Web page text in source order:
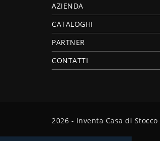
AZIENDA
CATALOGHI
PARTNER
CONTATTI
2026 - Inventa Casa di